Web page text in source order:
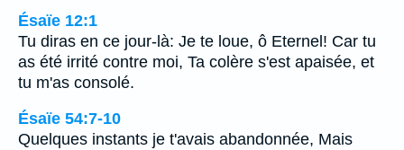
Ésaïe 12:1
Tu diras en ce jour-là: Je te loue, ô Eternel! Car tu
as été irrité contre moi, Ta colère s'est apaisée, et
tu m'as consolé.
Ésaïe 54:7-10
Quelques instants je t'avais abandonnée, Mais